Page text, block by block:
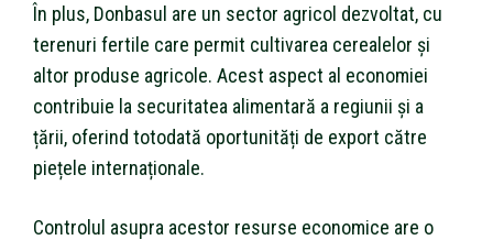
În plus, Donbasul are un sector agricol dezvoltat, cu
terenuri fertile care permit cultivarea cerealelor și
altor produse agricole. Acest aspect al economiei
contribuie la securitatea alimentară a regiunii și a
țării, oferind totodată oportunități de export către
piețele internaționale.
Controlul asupra acestor resurse economice are o